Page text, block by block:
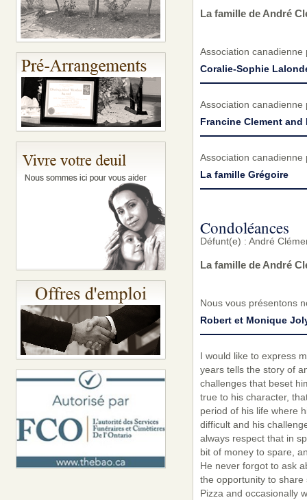
La famille de André
Association
Coralie-Sophie
Association
Francine Clement and
Association
La famille Grégoire
Condoléances
Défunt(e) : André
La famille de André
Nous vous présentons
Robert et Monique
I would like to express
years tells the story of
challenges that beset
true to his character,
period of his life where
difficult and his
always respect that in
bit of money to spare,
He never forgot to ask
the opportunity to share
Pizza and occasionally